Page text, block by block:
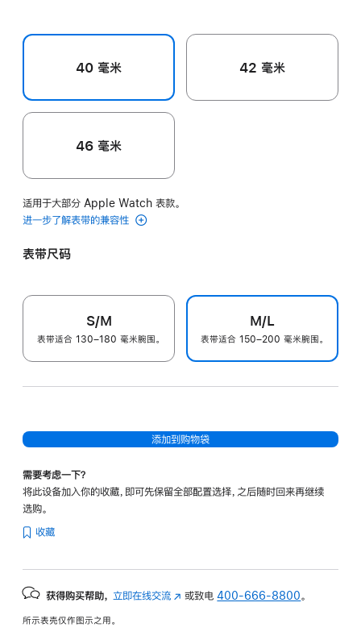
40 毫米 42 毫米
46 毫米
适用于大部分 Apple Watch 表款。
进一步了解表带的兼容性
表带尺码
S/M
表带适合 130–180 毫米腕围。
M/L
表带适合 150–200 毫米腕围。
添加到购物袋
需要考虑一下？
将此设备加入你的收藏，即可先保留全部配置选择，之后随时回来再继续
选购。
收藏
获得购买帮助， 立即在线交流 (在 或致电400-666-8800 。
所示表壳仅作图示之用。